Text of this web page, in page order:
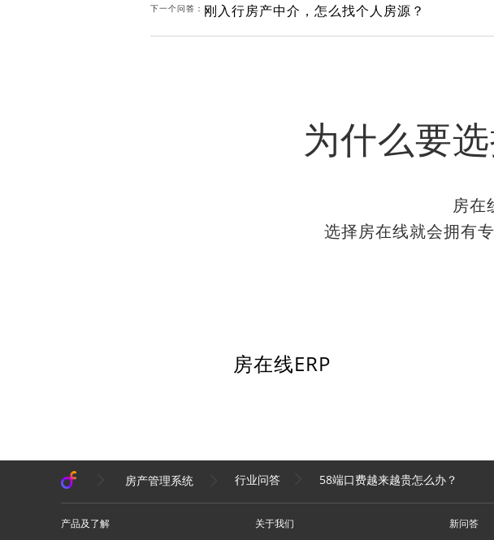
下一个问答： 刚入行房产中介，怎么找个人房源？
为什么要
房在
选择房在线就会拥有
房在线ERP
房产管理系统 行业问答 58端口费越来越贵怎么办？
产品及了解
关于我们
新问答